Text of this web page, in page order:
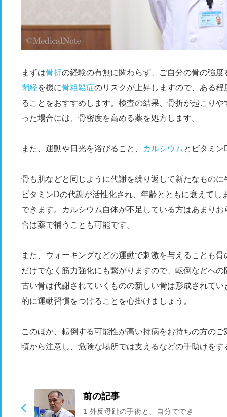
まずは骨折の経験の有無に関わらず、ご自分の骨の強
閉経を機に骨粗鬆症のリスクが上昇しますので、ある
ることをおすすめします。検査の結果、骨折が起こり
った場合には、骨密度を高める薬を処方します。
また、運動や日光を浴びること、 カルシウム とビタミン
骨も肌などと同じように代謝を繰り返して新たなもの
ビタミンDの代謝が活性化され、年齢とともに衰えて
できます。カルシウム自体が不足している方はあまり
合は薬で補うことも可能です。
また、ウォーキングなどの運動で刺激を与えることも
だけでなく筋力強化にも繋がりますので、転倒などへ
古い骨は代謝されていくものの新しい骨は形成されて
的に運動習慣をつけることを心掛けましょう。
このほか、転倒する可能性が高い持病をお持ちの方の
頃から注意し、危険な場所では支えるなどの手助けをす
前の記事
1 外反母趾の手術と、自分ででき